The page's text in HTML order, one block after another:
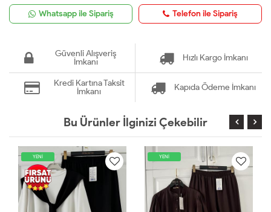
Whatsapp ile Sipariş Telefon ile Sipariş
Güvenli Alışveriş
İmkanı
Hızlı Kargo İmkanı
Kredi Kartına Taksit
İmkanı
Kapıda Ödeme İmkanı
Bu Ürünler İlginizi Çekebilir
YENİ YENİ